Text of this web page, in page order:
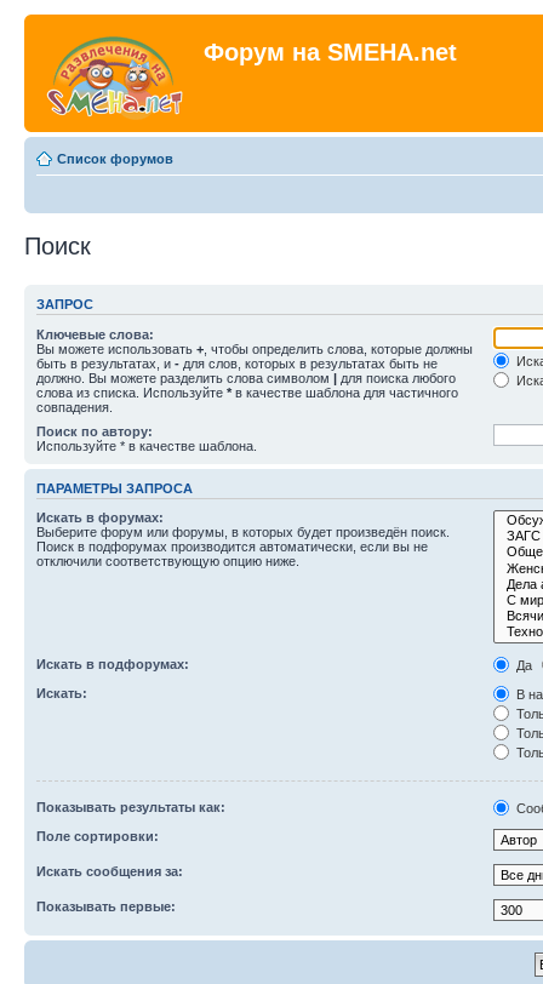
Форум на SMEHA.net
Список форумов
Поиск
ЗАПРОС
Ключевые слова:
Вы можете использовать + , чтобы определить слова, которые должны
быть в результатах, и - для слов, которых в результатах быть не
должно. Вы можете разделить слова символом | для поиска любого
слова из списка. Используйте * в качестве шаблона для частичного
совпадения.
Поиск по автору:
Используйте * в качестве шаблона.
ПАРАМЕТРЫ ЗАПРОСА
Искать в форумах:
Выберите форум или форумы, в которых будет произведён поиск.
Поиск в подфорумах производится автоматически, если вы не
отключили соответствующую опцию ниже.
Искать в подфорумах:
Да
Искать:
В
Показывать результаты как:
Поле сортировки:
Искать сообщения за:
Показывать первые: